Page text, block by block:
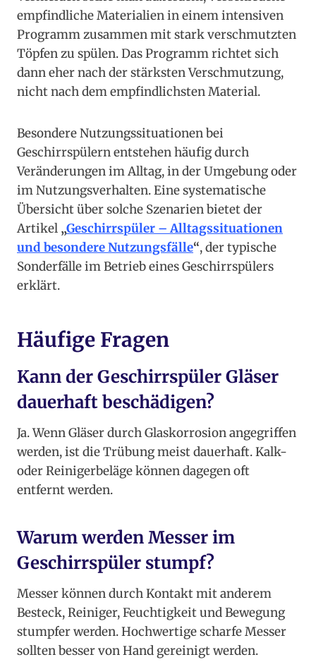
empfindliche Materialien in einem intensiven
Programm zusammen mit stark verschmutzten
Töpfen zu spülen. Das Programm richtet sich
dann eher nach der stärksten Verschmutzung,
nicht nach dem empfindlichsten Material.
Besondere Nutzungssituationen bei
Geschirrspülern entstehen häufig durch
Veränderungen im Alltag, in der Umgebung oder
im Nutzungsverhalten. Eine systematische
Übersicht über solche Szenarien bietet der
Artikel „Geschirrspüler – Alltagssituationen
und besondere Nutzungsfälle“, der typische
Sonderfälle im Betrieb eines Geschirrspülers
erklärt.
Häufige Fragen
Kann der Geschirrspüler Gläser
dauerhaft beschädigen?
Ja. Wenn Gläser durch Glaskorrosion angegriffen
werden, ist die Trübung meist dauerhaft. Kalk-
oder Reinigerbeläge können dagegen oft
entfernt werden.
Warum werden Messer im
Geschirrspüler stumpf?
Messer können durch Kontakt mit anderem
Besteck, Reiniger, Feuchtigkeit und Bewegung
stumpfer werden. Hochwertige scharfe Messer
sollten besser von Hand gereinigt werden.